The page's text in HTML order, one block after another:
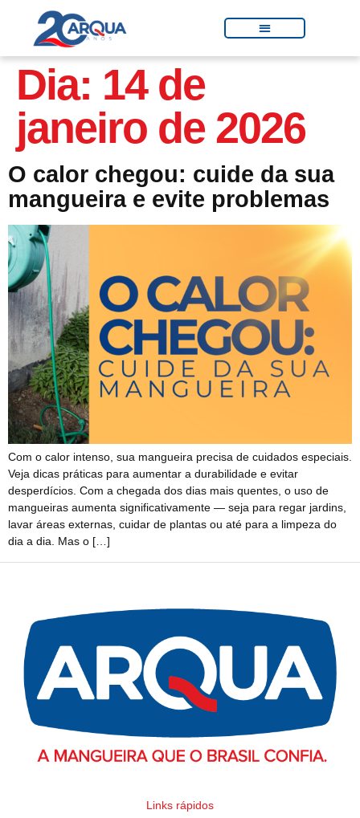
Dia: 14 de
janeiro de 2026
O calor chegou: cuide da sua
mangueira e evite problemas
Com o calor intenso, sua mangueira precisa de cuidados especiais.
Veja dicas práticas para aumentar a durabilidade e evitar
desperdícios. Com a chegada dos dias mais quentes, o uso de
mangueiras aumenta significativamente — seja para regar jardins,
lavar áreas externas, cuidar de plantas ou até para a limpeza do
dia a dia. Mas o […]
Links rápidos